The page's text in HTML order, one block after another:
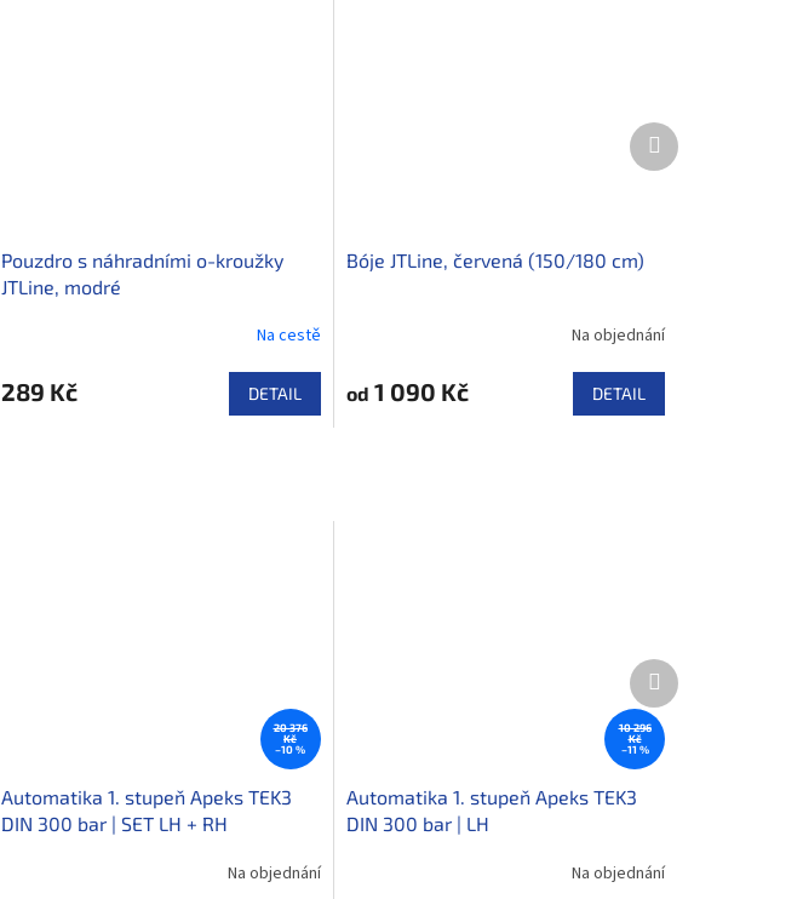
Pouzdro s náhradními o-kroužky
JTLine, modré
Na cestě
289 Kč DETAIL
Bóje JTLine, červená (150/180 cm)
Na objednání
od 1 090 Kč DETAIL
Další
produkt
20 376
Kč
–10 %
Automatika 1. stupeň Apeks TEK3
DIN 300 bar | SET LH + RH
Na objednání
10 296
Kč
–11 %
Automatika 1. stupeň Apeks TEK3
DIN 300 bar | LH
Na objednání
Další
produkt